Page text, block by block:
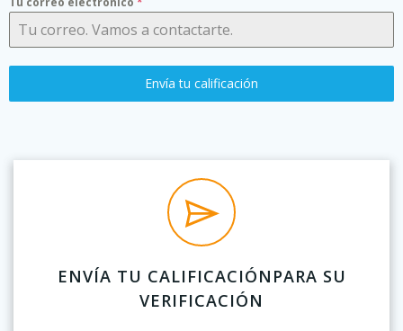
Envía tu calificación
ENVÍA TU CALIFICACIÓNPARA SU
VERIFICACIÓN